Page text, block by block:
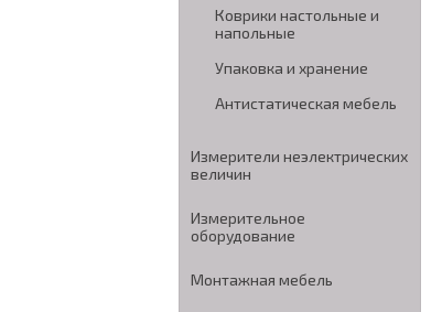
Коврики настольные и
напольные
Упаковка и хранение
Антистатическая мебель
Измерители неэлектрических
величин
Измерительное
оборудование
Монтажная мебель